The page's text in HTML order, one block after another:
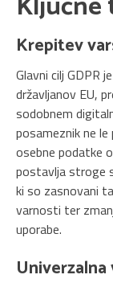
Krepitev
Glavni cilj GDPR
državljanov EU,
sodobnem
posameznik ne
osebne podatke
postavlja stroge
ki so zasnovani
varnosti ter
uporabe.